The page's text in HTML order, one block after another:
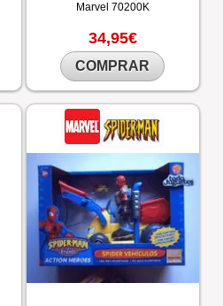
Marvel 70200K
34,95€
COMPRAR